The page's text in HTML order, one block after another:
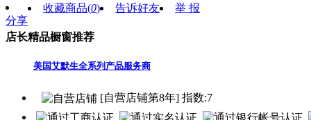
分享
收藏商品(0) 告诉好友 举 报
店长精品橱窗推荐
美国艾默生全系列产品服务商
[自营店铺第8年] 指数:7